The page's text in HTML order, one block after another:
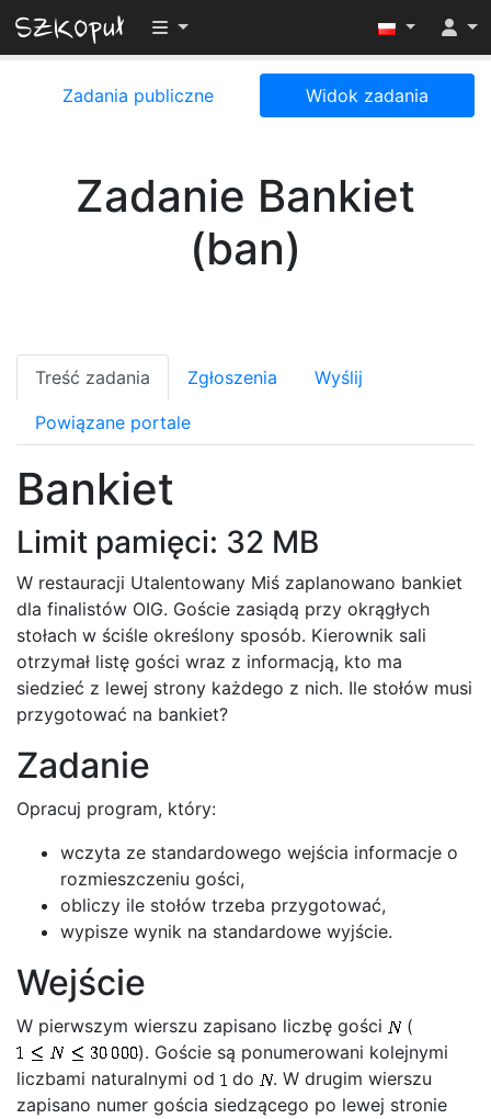
Przełącz widoczność menu
Zadania publiczne Widok zadania
Zadanie Bankiet
(ban)
Treść zadania Zgłoszenia Wyślij
Powiązane portale
Bankiet
Limit pamięci: 32 MB
W restauracji Utalentowany Miś zaplanowano bankiet
dla finalistów OIG. Goście zasiądą przy okrągłych
stołach w ściśle określony sposób. Kierownik sali
otrzymał listę gości wraz z informacją, kto ma
siedzieć z lewej strony każdego z nich. Ile stołów musi
przygotować na bankiet?
Zadanie
Opracuj program, który:
wczyta ze standardowego wejścia informacje o
rozmieszczeniu gości,
obliczy ile stołów trzeba przygotować,
wypisze wynik na standardowe wyjście.
Wejście
W pierwszym wierszu zapisano liczbę gości
(
). Goście są ponumerowani kolejnymi
liczbami naturalnymi od
do
. W drugim wierszu
zapisano numer gościa siedzącego po lewej stronie